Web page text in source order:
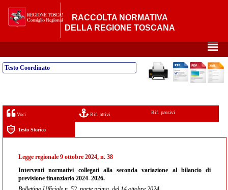
RACCOLTA NORMATIVA
DELLA REGIONE TOSCANA
²
Testo Coordinato
Voci Rif. attivi Rif. passivi
Testo Storico
Legge regionale 9 ottobre 2024, n. 38
Interventi normativi collegati alla seconda variazione al bilancio di
previsione finanziario 2024–2026.